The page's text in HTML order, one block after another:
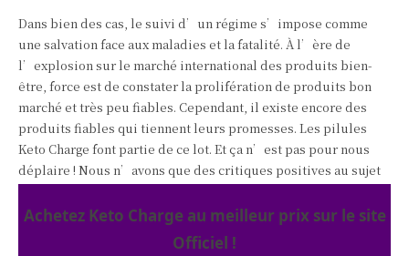
Dans bien des cas, le suivi d’un régime s’impose comme
une salvation face aux maladies et la fatalité. À l’ère de
l’explosion sur le marché international des produits bien-
être, force est de constater la prolifération de produits bon
marché et très peu fiables. Cependant, il existe encore des
produits fiables qui tiennent leurs promesses. Les pilules
Keto Charge font partie de ce lot. Et ça n’est pas pour nous
déplaire ! Nous n’avons que des critiques positives au sujet
le marché actuel. Si vous voulez maigrir, vous êtes tombés sur
Achetez Keto Charge au meilleur prix sur le site
Officiel !